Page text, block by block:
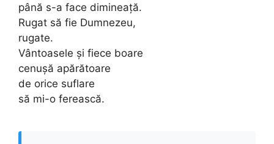
până s-a face dimineață.
Rugat să fie Dumnezeu,
rugate.
Vântoasele și fiece boare
cenușă apărătoare
de orice suflare
să mi-o ferească.